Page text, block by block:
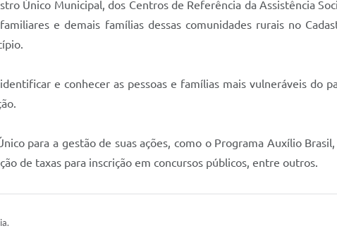
Único Municipal, dos Centros de Referência da Assistência
e demais famílias dessas comunidades rurais no
e conhecer as pessoas e famílias mais vulneráveis do
para a gestão de suas ações, como o Programa Auxílio
de taxas para inscrição em concursos públicos, entre outros.